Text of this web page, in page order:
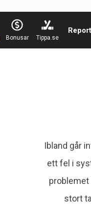
Bonusar Tippa.se
Ibland går
ett fel i
problemet
stort